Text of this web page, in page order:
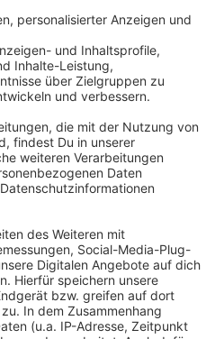
neuen Tag.
aus dem Kreis Coesfeld
Wetter- und
Musik-Mix: die größten
besten Hits von heute zum
3535
22 30
/ 2020620 (kostenlos)
0152 / 22 15 63 54